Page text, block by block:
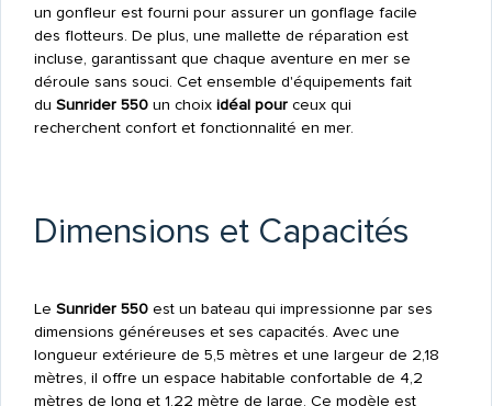
un gonfleur est fourni pour assurer un gonflage facile
des flotteurs. De plus, une mallette de réparation est
incluse, garantissant que chaque aventure en mer se
déroule sans souci. Cet ensemble d'équipements fait
du Sunrider 550un choix idéal pourceux qui
recherchent confort et fonctionnalité en mer.
Dimensions et Capacités
Le Sunrider 550est un bateau qui impressionne par ses
dimensions généreuses et ses capacités. Avec une
longueur extérieure de 5,5 mètres et une largeur de 2,18
mètres, il offre un espace habitable confortable de 4,2
mètres de long et 1,22 mètre de large. Ce modèle est